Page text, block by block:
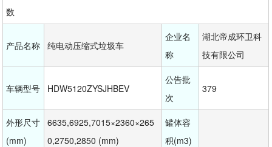
数
产品名称 纯电动压缩式垃圾车
企业名
称
湖北帝成环卫科
技有限公司
车辆型号 HDW5120ZYSJHBEV
公告批
次
379
外形尺寸
(mm)
6635,6925,7015×2360×265
0,2750,2850 (mm)
罐体容
积(m3)